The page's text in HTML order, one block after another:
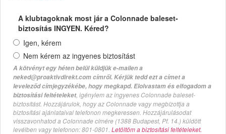
A klubtagoknak most jár a Colonnade baleset-
biztosítás INGYEN. Kéred?
Igen, kérem
Nem kérem az ingyenes biztosítást
A kötvényt egy héten belül küldjük e-mailen a
neked@proaktivdirekt.com címről. Kérjük tedd ezt a címet a
leveleződ címjegyzékébe, hogy megkapd. Elolvastam és elfogadom a
biztosítási feltételeket, igénylem az ingyenes Colonnade baleset-
biztosítást. Hozzájárulok, hogy az Colonnade vagy megbízottja a
biztosítási ajánlataival telefonon megkeressen. Hozzájárulásodat
visszavonhatod a Colonnade címére (1388 Budapest, Pf. 14.) küldött
levélben vagy telefonon: 801-0801. Letöltöm a biztosítási feltételeket.